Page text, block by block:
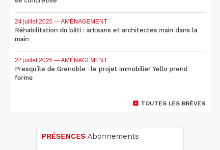
24 juillet 2026 — AMÉNAGEMENT
Réhabilitation du bâti : artisans et architectes main dans la
main
22 juillet 2026 — AMÉNAGEMENT
Presqu'île de Grenoble : le projet immobilier Yello prend
forme
TOUTES LES BRÈVES
PRÉSENCES Abonnements